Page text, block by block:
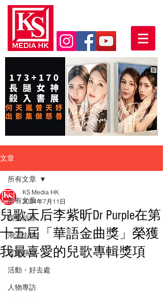
文章
所有文章
娛樂頭條
潮流生活
音樂頻道
活動・好去處
人物專訪
所有文章
兒歌天后李紫昕Dr Purple在第
十五屆「華語金曲獎」榮獲
我最喜愛的兒歌專輯獎項
KS Media HK
2024年7月11日